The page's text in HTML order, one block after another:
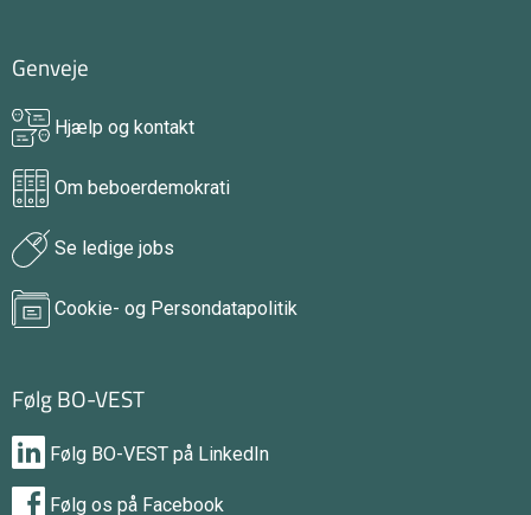
Genveje
Hjælp og kontakt
Om beboerdemokrati
Se ledige jobs
Cookie- og Persondatapolitik
Følg BO-VEST
Følg BO-VEST på LinkedIn
Følg os på Facebook